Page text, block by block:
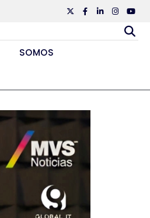
TwiiterFacebook
Linkedin
SOMOS